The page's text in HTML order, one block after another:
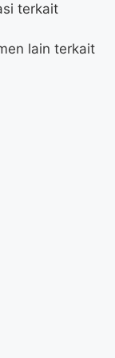
terkait
lain terkait